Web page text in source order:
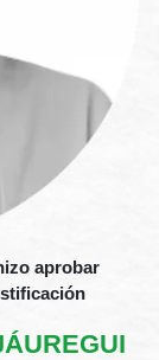
aprobar